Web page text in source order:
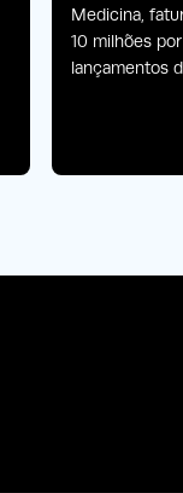
Medicina,
10 milhões
lançamentos